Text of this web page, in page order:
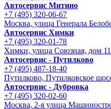
Автосервис Митино
+7 (495) 320-06-67
Москва, улица Генерала
Автосервис Химки
+7 (495) 320-01-78
Химки, улица Союзная, дом 11
Автосервис - Путилково
+7 (495) 487-18-40
Путилково, Путилковское
Автосервис - Дубровка
+7 (495) 320-02-60
Москва, 2-я улица